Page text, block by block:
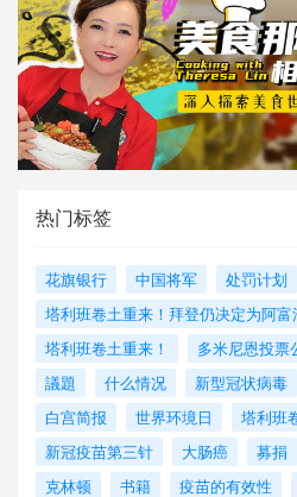
热门标签
花旗银行 中国将军 处罚计划
塔利班卷土重来！拜登仍决定为阿富
塔利班卷土重来！
多米尼恩投票
議題
什么情况 新型冠状病毒
白宫简报
世界环境日 塔利班
新冠疫苗第三针
大肠癌 募捐
克林顿
书籍 疫苗的有效性